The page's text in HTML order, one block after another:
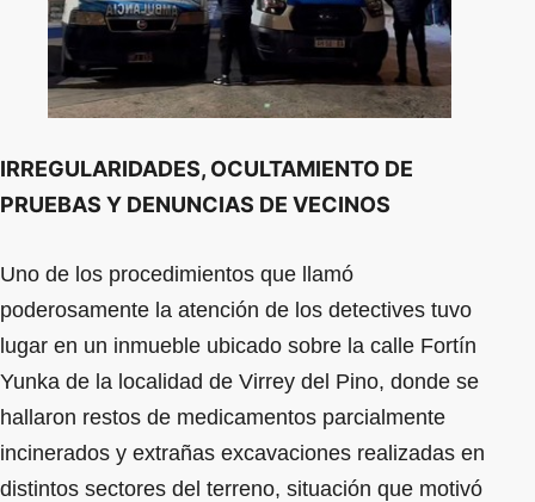
IRREGULARIDADES, OCULTAMIENTO DE
PRUEBAS Y DENUNCIAS DE VECINOS
Uno de los procedimientos que llamó
poderosamente la atención de los detectives tuvo
lugar en un inmueble ubicado sobre la calle Fortín
Yunka de la localidad de Virrey del Pino, donde se
hallaron restos de medicamentos parcialmente
incinerados y extrañas excavaciones realizadas en
distintos sectores del terreno, situación que motivó